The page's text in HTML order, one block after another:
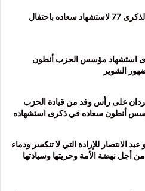
منفذية عكار في القومي تحيي الذكرى 77 لاستشهاد سعاده باحتفال
استشهاد مؤسس الحزب أنطون
الشوير
على رأس وفد من قيادة الحزب
أنطون سعاده في ذكرى استشهاده
في 8 تموز هو عيد الانتصار للإرادة التي لا تنكسر ودماء
نهضة الأمة وحريتها وسيادتها